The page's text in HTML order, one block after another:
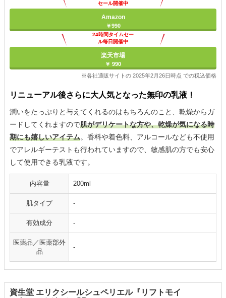
セール開催中
Amazon
￥990
24時間タイムセー
ル毎日開催中
楽天市場
￥ 990
※各社通販サイトの 2025年2月26日時点 での税込価格
リニューアル後さらに大人気となった無印の乳液！
潤いをたっぷりと与えてくれるのはもちろんのこと、乾燥からガ
ードしてくれますので肌がデリケートな方や、乾燥が気になる時
期にも嬉しいアイテム。香料や着色料、アルコールなども不使用
でアレルギーテストも行われていますので、敏感肌の方でも安心
して使用できる乳液です。
内容量 200ml
肌タイプ -
有効成分 -
医薬品／医薬部外
品
-
資生堂 エリクシールシュペリエル『リフトモイ